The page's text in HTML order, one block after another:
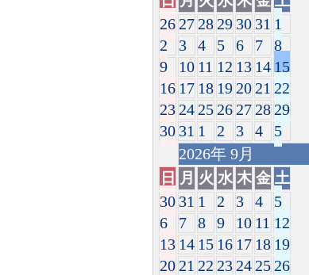
26 27 28 29 30 31 1
2
3 4 5 6 7
8
9
10 11 12 13 14 15
16 17 18 19 20 21 22
23 24 25 26 27 28 29
30 31 1 2 3 4
5
2026年 9月
日 月 火 水 木 金 土
30 31 1 2 3 4
5
6
7 8 9 10 11 12
13 14 15 16 17 18 19
20 21 22 23 24 25 26